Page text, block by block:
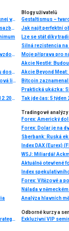
Centrálne banky reagujú – vyzerá to na pokračovanie súčasnej vlny globálneho uvoľňovania
Inflace v ČR zůstává pod cílem ČNB, ta přesto své úrokové sazby snižovat nebude. Obává se inflačních tlaků ve službách a obecněji v jádrových položkách
Skupina MOL dosáhla v prvním čtvrtletí silných výsledků navzdory náročnému geopolitickému prostředí a krizím v dodávkách energií
Analýza páru USD/CAD na 13. ledna 2023 – první cíl poklesu dosažen
Analýza páru USD/CAD na 1. června 2023 – proražená trendová linie a potenciál dalšího poklesu
Denní rychlý přehled – analýzy hlavních měnových párů 27.12.2013
Blogy uživatelů
Gestaltismus –
Jak najít perfektní
Lze se stát díky
Moje příprava pro
Akcie Nestlé:
Akcie Beyond
Bitcoin
Praktická ukázka:
Tak jde čas: 5 týden
Tradingové analýzy
Sberbank: Ruská
Index DAX (Eurex)
Aktuálně otevřené
Index
Forex: Vítězové a
Nálada v
Analýza hlavních
Kniha "FOREX – Ziskové intradenní a swingové obchodní strategie" od Kathy Lien vychází v češtině!
Odborné kurzy a
Exkluzivní VIP